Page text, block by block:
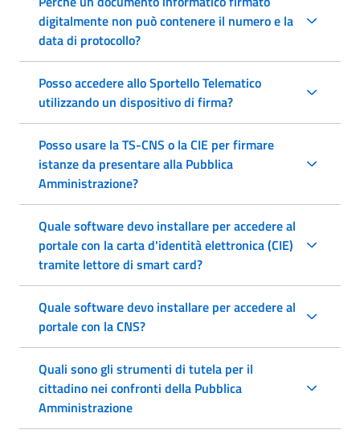
digitalmente non può contenere il numero e la
data di protocollo?
Posso accedere allo Sportello Telematico
utilizzando un dispositivo di firma?
Posso usare la TS-CNS o la CIE per firmare
istanze da presentare alla Pubblica
Amministrazione?
Quale software devo installare per accedere al
portale con la carta d'identità elettronica (CIE)
tramite lettore di smart card?
Quale software devo installare per accedere al
portale con la CNS?
Quali sono gli strumenti di tutela per il
cittadino nei confronti della Pubblica
Amministrazione